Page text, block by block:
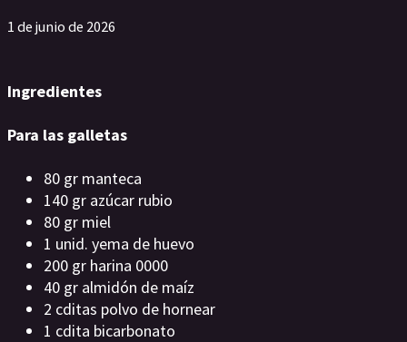
1 de junio de 2026
Ingredientes
Para las galletas
80 gr manteca
140 gr azúcar rubio
80 gr miel
1 unid. yema de huevo
200 gr harina 0000
40 gr almidón de maíz
2 cditas polvo de hornear
1 cdita bicarbonato